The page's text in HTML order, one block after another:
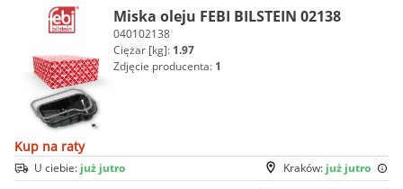
Miska oleju FEBI BILSTEIN 02138
040102138
Ciężar [kg]: 1.97
Zdjęcie producenta: 1
Kup na raty
Kraków: już jutro
U ciebie: już jutro